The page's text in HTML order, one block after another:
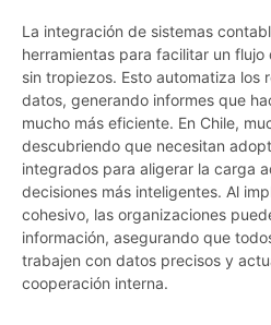
La integración de sistemas
herramientas para facilitar un
sin tropiezos. Esto automatiza los
datos, generando informes que
mucho más eficiente. En Chile,
descubriendo que necesitan
integrados para aligerar la carga
decisiones más inteligentes. Al
cohesivo, las organizaciones
información, asegurando que
trabajen con datos precisos y
cooperación interna.